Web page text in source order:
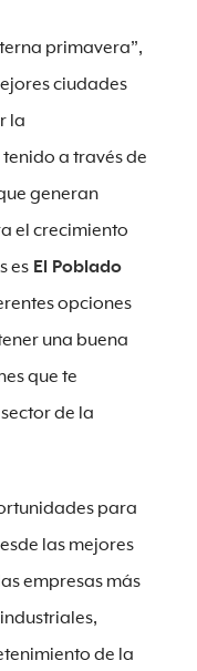
primavera”,
ciudades
la
a través de
generan
el crecimiento
esEl Poblado
opciones
una buena
que te
de la
para
las mejores
empresas más
de la